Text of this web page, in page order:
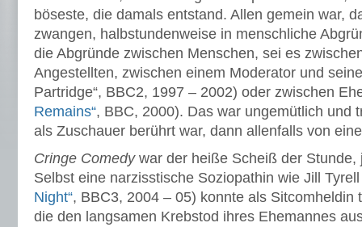
böseste, die damals entstand. Allen gemein war,
zwangen, halbstundenweise in menschliche
die Abgründe zwischen Menschen, sei es
Angestellten, zwischen einem Moderator und
Partridge“, BBC2, 1997 – 2002) oder zwischen
Remains“, BBC, 2000). Das war ungemütlich und
als Zuschauer berührt war, dann allenfalls von
Cringe Comedywar der heiße Scheiß der Stunde,
Selbst eine narzisstische Soziopathin wie Jill
Night“, BBC3, 2004 – 05) konnte als Sitcomheldin
die den langsamen Krebstod ihres Ehemannes